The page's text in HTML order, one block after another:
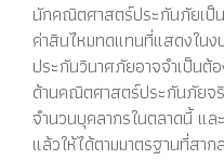
นักคณิตศาสตร์ประกันภัยเป็
ค่าสินไหมทดแทนที่แสดงใน
ประกันวินาศภัยอาจจำเป็นต้
ด้านคณิตศาสตร์ประกันภัยจ
จำนวนบุคลากรในตลาดนี้ แ
แล้วให้ได้ตามมาตรฐานที่สา